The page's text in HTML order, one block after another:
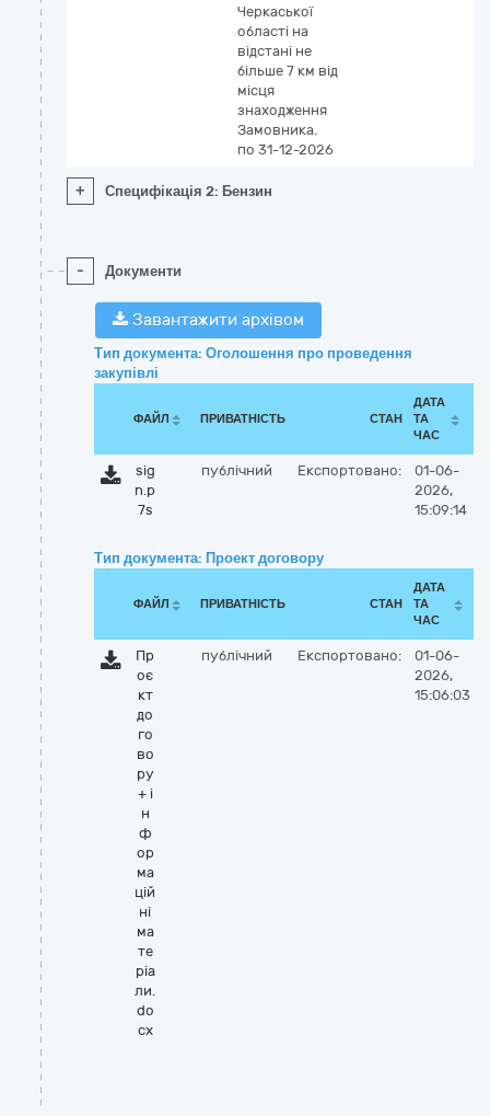
Черкаської
області на
відстані не
більше 7 км від
місця
знаходження
Замовника.
по 31-12-2026
+ Специфікація 2: Бензин
- Документи
Завантажити архівом
Тип документа: Оголошення про проведення
закупівлі
ФАЙЛ ПРИВАТНІСТЬ СТАН
ДАТА
ТА
ЧАС
sig
n.p
7s
публічний Експортовано:
01-06-
2026,
15:09:14
Тип документа: Проект договору
ФАЙЛ ПРИВАТНІСТЬ СТАН
ДАТА
ТА
ЧАС
Пр
оє
кт
до
го
во
ру
+ і
н
ф
ор
ма
цій
ні
ма
те
ріа
ли.
do
cx
публічний Експортовано:
01-06-
2026,
15:06:03